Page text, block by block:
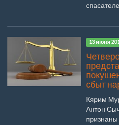
13 июня
сбыт
Кярим
Антон